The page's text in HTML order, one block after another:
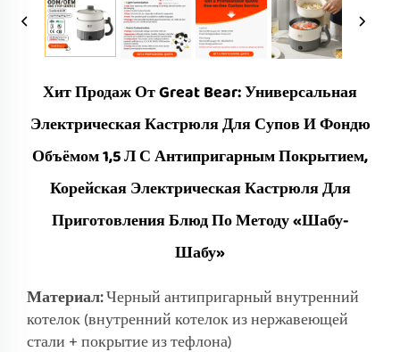
Хит Продаж От Great Bear: Универсальная
Электрическая Кастрюля Для Супов И Фондю
Объёмом 1,5 Л С Антипригарным Покрытием,
Корейская Электрическая Кастрюля Для
Приготовления Блюд По Методу «шабу-
Шабу»
Материал:Черный антипригарный внутренний
котелок (внутренний котелок из нержавеющей
стали + покрытие из тефлона)